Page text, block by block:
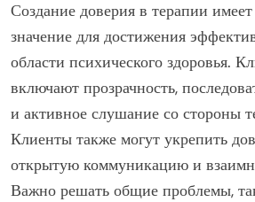
Создание доверия в терапии
значение для достижения
области психического здоровья.
включают прозрачность,
и активное слушание со стороны
Клиенты также могут укрепить
открытую коммуникацию и
Важно решать общие проблемы,